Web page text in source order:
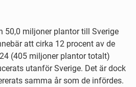
50,0 miljoner plantor till Sverige
att cirka 12 procent av de
(405 miljoner plantor totalt)
utanför Sverige. Det är dock
samma år som de infördes.